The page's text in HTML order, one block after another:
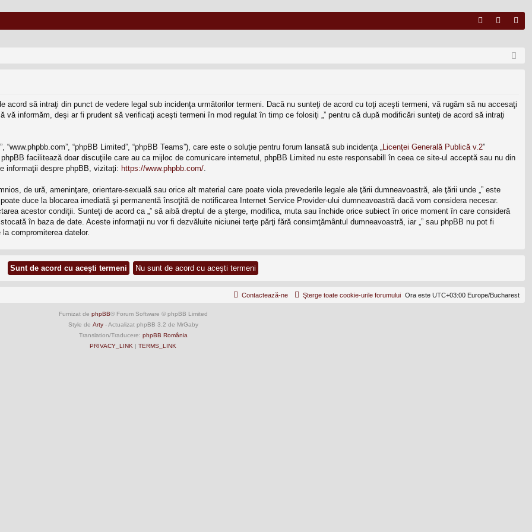
eg
re
de acord să intraţi din punct de vedere legal sub incidenţa următorilor termeni. Dacă nu sunteţi de acord cu toţi aceşti termeni, vă rugăm să nu accesaţi
informăm, deşi ar fi prudent să verificaţi aceşti termeni în mod regulat în timp ce folosiţi „” pentru că după modificări sunteţi de acord să intraţi
“phpBB Limited”, “phpBB Teams”), care este o soluţie pentru forum lansată sub incidenţa „ Licenţei Generală Publică v.2”
phpBB facilitează doar discuţiile care au ca mijloc de comunicare internetul, phpBB Limited nu este responsabill în ceea ce site-ul acceptă sau nu din
informaţii despre phpBB, vizitaţi: https://www.phpbb.com/
de ură, ameninţare, orientare-sexuală sau orice alt material care poate viola prevederile legale ale ţării dumneavoastră, ale ţării unde „” este
duce la blocarea imediată şi permanentă însoţită de notificarea Internet Service Provider-ului dumneavoastră dacă vom considera necesar.
acestor condiţii. Sunteţi de acord ca „” să aibă dreptul de a şterge, modifica, muta sau închide orice subiect în orice moment în care consideră
în baza de date. Aceste informaţii nu vor fi dezvăluite niciunei terţe părţi fără consimţământul dumneavoastră, iar „” sau phpBB nu pot fi
compromiterea datelor.
Ora este UTC+03:00 Europe/Bucharest
Şterge toate cookie-urile forumului
Contactează-ne
Furnizat de phpBB® Forum Software © phpBB Limited
Style de Arty- Actualizat phpBB 3.2 de MrGaby
Translation/Traducere: phpBB România
PRIVACY_LINK | TERMS_LINK